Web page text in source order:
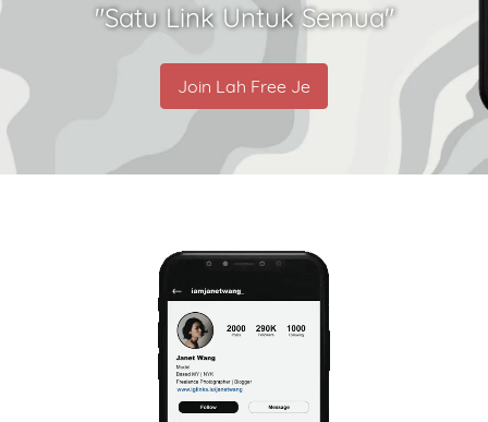
"Satu Link Untuk Semua"
Join Lah Free Je